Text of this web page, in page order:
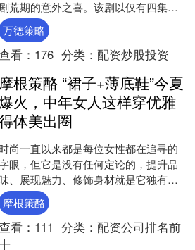
剧荒期的意外之喜。该剧以仅有四集的
体量支撑起丰富的现代社会图景。编....
万德策略
看： 176 分类： 配资炒股投资
摩根策酪 “裙子+薄底鞋”今夏
火，中年女人这样穿优雅
体美出圈
时尚一直以来都是每位女性都在追寻的
眼，但它是没有任何定论的，提升品
、展现魅力、修饰身材就是它独有的
代名词，而每一个阶段当中，时尚也是
断变化的，真正有高品味....
摩根策酪
看： 111 分类： 配资公司排名前